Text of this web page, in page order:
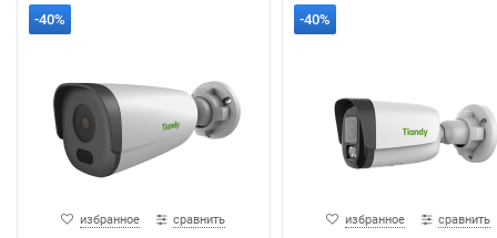
-40%
избранное сравнить
-40%
избранное сравнить